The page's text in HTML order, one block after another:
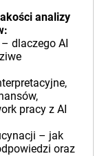
analizy
dlaczego AI
pracy z AI
– jak
oraz